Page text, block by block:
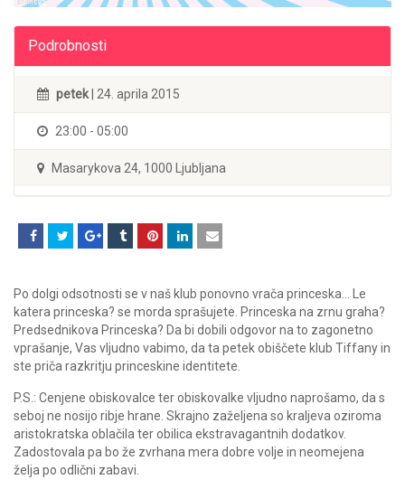
Podrobnosti
petek | 24. aprila 2015
23:00 - 05:00
Masarykova 24, 1000 Ljubljana
Po dolgi odsotnosti se v naš klub ponovno vrača princeska… Le
katera princeska? se morda sprašujete. Princeska na zrnu graha?
Predsednikova Princeska? Da bi dobili odgovor na to zagonetno
vprašanje, Vas vljudno vabimo, da ta petek obiščete klub Tiffany in
ste priča razkritju princeskine identitete.
P.S.: Cenjene obiskovalce ter obiskovalke vljudno naprošamo, da s
seboj ne nosijo ribje hrane. Skrajno zaželjena so kraljeva oziroma
aristokratska oblačila ter obilica ekstravagantnih dodatkov.
Zadostovala pa bo že zvrhana mera dobre volje in neomejena
želja po odlični zabavi.